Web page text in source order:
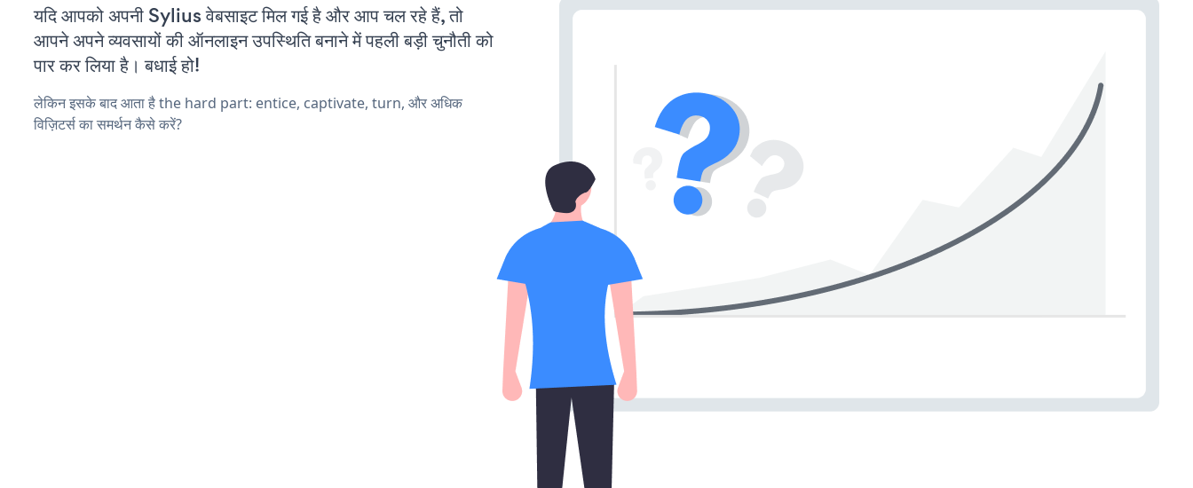
यदि आपको अपनी Sylius वेबसाइट मिल गई है और आप चल रहे हैं, तो
आपने अपने व्यवसायों की ऑनलाइन उपस्थिति बनाने में पहली बड़ी चुनौती को
पार कर लिया है। बधाई हो!
लेकिन इसके बाद आता है the hard part: entice, captivate, turn, और अधिक
विज़िटर्स का समर्थन कैसे करें?